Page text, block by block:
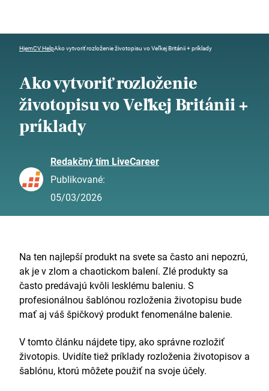
HjemCV HelpAko vytvoriť rozloženie životopisu vo Veľkej Británii + príklady
Ako vytvoriť rozloženie
životopisu vo Veľkej Británii +
príklady
Redakčný tím LiveCareer
Publikované:
05/03/2026
Na ten najlepší produkt na svete sa často ani nepozrú,
ak je v zlom a chaotickom balení. Zlé produkty sa
často predávajú kvôli lesklému baleniu. S
profesionálnou šablónou rozloženia životopisu bude
mať aj váš špičkový produkt fenomenálne balenie.
V tomto článku nájdete tipy, ako správne rozložiť
životopis. Uvidíte tiež príklady rozloženia životopisov a
šablónu, ktorú môžete použiť na svoje účely.